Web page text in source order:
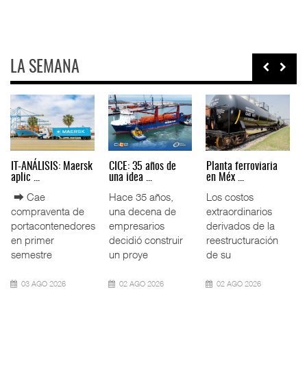
LA SEMANA
AMANAC, treinta y
nueve a ...
La transformación
del comercio
marítimo mundial
también ha
redefin
05 AGO 2026
TMAZ eleva 77%
movimiento ...
La Terminal
Marítima de
Mazatlán (TMAZ),
subsidiaria
portuaria de
05 AGO 2026
EE.UU. plantea
nuevas res ...
La Administración
Federal de
Ferrocarriles de
los Estados
Unidos (
05 AGO 2026